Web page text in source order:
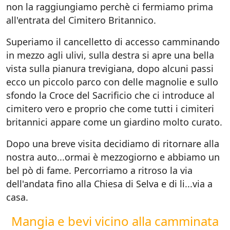
non la raggiungiamo perchè ci fermiamo prima
all'entrata del Cimitero Britannico.
Superiamo il cancelletto di accesso camminando
in mezzo agli ulivi, sulla destra si apre una bella
vista sulla pianura trevigiana, dopo alcuni passi
ecco un piccolo parco con delle magnolie e sullo
sfondo la Croce del Sacrificio che ci introduce al
cimitero vero e proprio che come tutti i cimiteri
britannici appare come un giardino molto curato.
Dopo una breve visita decidiamo di ritornare alla
nostra auto...ormai è mezzogiorno e abbiamo un
bel pò di fame. Percorriamo a ritroso la via
dell'andata fino alla Chiesa di Selva e di li...via a
casa.
Mangia e bevi vicino alla camminata